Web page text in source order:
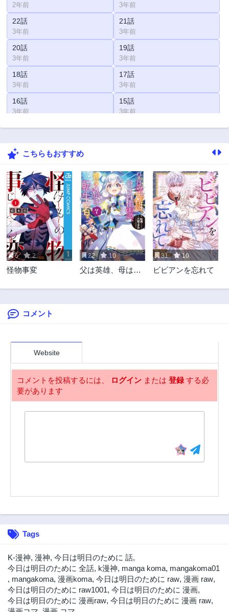
2年前 3年前
22話
3年前
21話
3年前
20話
3年前
19話
3年前
18話
3年前
17話
3年前
16話
3年前
15話
3年前
14話 13話
12話
10話
3年前
9話
3年前
8話
3年前
7話
3年前
6話
3年前 3年前
4話
3年前
3話
3年前
2話 1話
こちらもおすすめ
6 2
怪物事変
22 10
父は英雄、母は精
者。
31 10
ビビアンを忘れて
コメント
Website
コメントを投稿するには、 ログイン または 登録する必
要があります
Tags
K-漫神, 漫神, 今日は明日のために 話,
今日は明日のために 全話, k漫神, manga koma, mangakoma01
, mangakoma, 漫画koma, 今日は明日のために raw, 漫画 raw,
今日は明日のために raw1001, 今日は明日のために 漫画,
今日は明日のために 漫画raw, 今日は明日のために 漫画 raw,